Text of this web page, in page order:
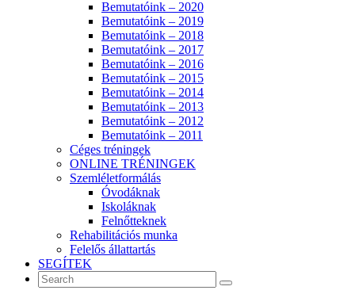
Bemutatóink – 2020
Bemutatóink – 2019
Bemutatóink – 2018
Bemutatóink – 2017
Bemutatóink – 2016
Bemutatóink – 2015
Bemutatóink – 2014
Bemutatóink – 2013
Bemutatóink – 2012
Bemutatóink – 2011
Céges tréningek
ONLINE TRÉNINGEK
Szemléletformálás
Óvodáknak
Iskoláknak
Felnőtteknek
Rehabilitációs munka
Felelős állattartás
SEGÍTEK